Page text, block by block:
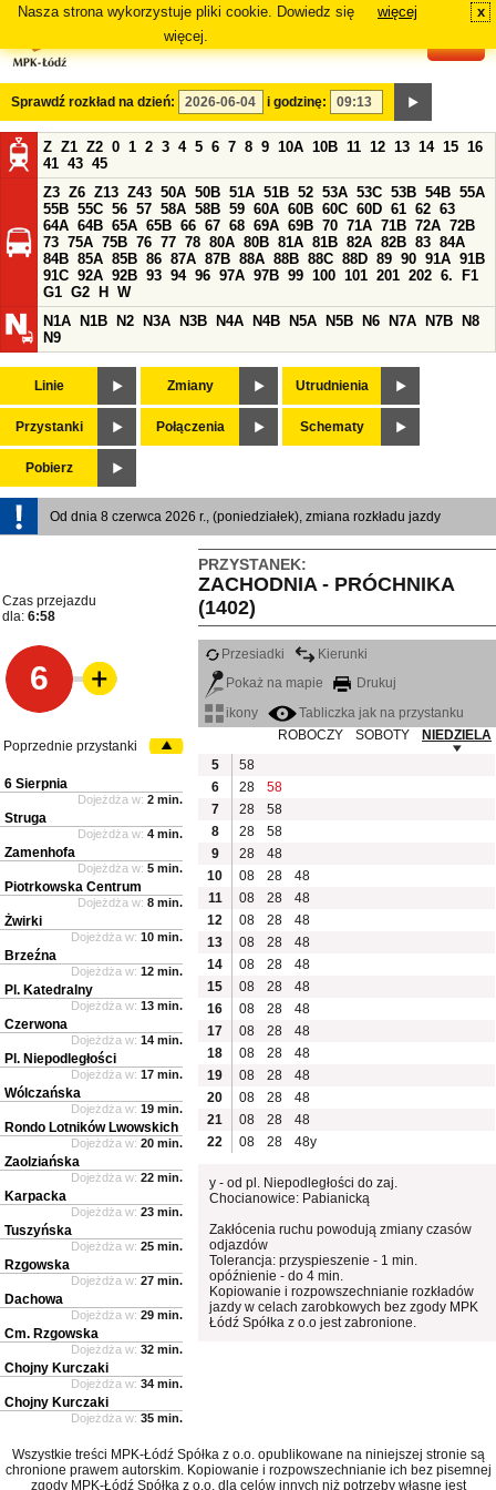
Nasza strona wykorzystuje pliki cookie. Dowiedz się
więcej.
więcej x
Sprawdź rozkład na dzień: i godzinę:
Z Z1 Z2 0 1 2 3 4 5 6 7 8 9 10A 10B 11 12 13 14 15 16
41 43 45
Z3 Z6 Z13 Z43 50A 50B 51A 51B 52 53A 53C 53B 54B 55A
55B 55C 56 57 58A 58B 59 60A 60B 60C 60D 61 62 63
64A 64B 65A 65B 66 67 68 69A 69B 70 71A 71B 72A 72B
73 75A 75B 76 77 78 80A 80B 81A 81B 82A 82B 83 84A
84B 85A 85B 86 87A 87B 88A 88B 88C 88D 89 90 91A 91B
91C 92A 92B 93 94 96 97A 97B 99 100 101 201 202 6.
F1
G1 G2 H
W
N1A
N1B N2 N3A N3B N4A N4B N5A N5B N6 N7A N7B
N8
N9
Linie Zmiany Utrudnienia
Przystanki Połączenia Schematy
Pobierz
Od dnia 8 czerwca 2026 r., (poniedziałek), zmiana rozkładu jazdy
PRZYSTANEK:
ZACHODNIA - PRÓCHNIKA
(1402)
Czas przejazdu
dla: 6:58
6
Przesiadki
Kierunki
Pokaż na mapie
Drukuj
ikony
Tabliczka jak na przystanku
ROBOCZY
SOBOTY
NIEDZIELA
5
58
6
28
58
7
28
58
8
28
58
9
28
48
10
08 28
48
11
08 28
48
12
08 28
48
13
08 28
48
14
08 28
48
15
08 28
48
16
08 28
48
17
08 28
48
18
08 28
48
19
08 28
48
20
08 28
48
21
08 28
48
22
08 28 48y
y - od pl. Niepodległości do zaj.
Chocianowice: Pabianicką
Zakłócenia ruchu powodują zmiany czasów
odjazdów
Tolerancja: przyspieszenie - 1 min.
opóźnienie - do 4 min.
Kopiowanie i rozpowszechnianie rozkładów
jazdy w celach zarobkowych bez zgody MPK
Łódź Spółka z o.o jest zabronione.
Poprzednie przystanki
6 Sierpnia
Dojeżdża w: 2 min.
Struga
Dojeżdża w: 4 min.
Zamenhofa
Dojeżdża w: 5 min.
Piotrkowska Centrum
Dojeżdża w: 8 min.
Żwirki
Dojeżdża w: 10 min.
Brzeźna
Dojeżdża w: 12 min.
Pl. Katedralny
Dojeżdża w: 13 min.
Czerwona
Dojeżdża w: 14 min.
Pl. Niepodległości
Dojeżdża w: 17 min.
Wólczańska
Dojeżdża w: 19 min.
Rondo Lotników Lwowskich
Dojeżdża w: 20 min.
Zaolziańska
Dojeżdża w: 22 min.
Karpacka
Dojeżdża w: 23 min.
Tuszyńska
Dojeżdża w: 25 min.
Rzgowska
Dojeżdża w: 27 min.
Dachowa
Dojeżdża w: 29 min.
Cm. Rzgowska
Dojeżdża w: 32 min.
Chojny Kurczaki
Dojeżdża w: 34 min.
Chojny Kurczaki
Dojeżdża w: 35 min.
Wszystkie treści MPK-Łódź Spółka z o.o. opublikowane na niniejszej stronie są
chronione prawem autorskim. Kopiowanie i rozpowszechnianie ich bez pisemnej
zgody MPK-Łódź Spółka z o.o. dla celów innych niż potrzeby własne jest